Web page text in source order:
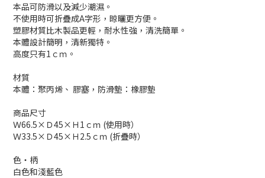
本品可防滑以及減少潮濕。
不使用時可折疊成A字形，晾曬更方便 。
塑膠材質比木製品更輕，耐水性強，清洗簡單。
本體設計簡明，清新獨特 。
高度只有1ｃｍ。
材質
本體：聚丙烯、 膠塞，防滑墊：橡膠墊
商品尺寸
Ｗ66.5×Ｄ45×Ｈ1ｃｍ (使用時）
Ｗ33.5×Ｄ45×Ｈ2.5ｃｍ (折疊時）
色・柄
白色和淺藍色